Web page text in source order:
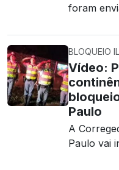
foram
BLOQUEIO
Vídeo:
Paulo
A
Paulo vai